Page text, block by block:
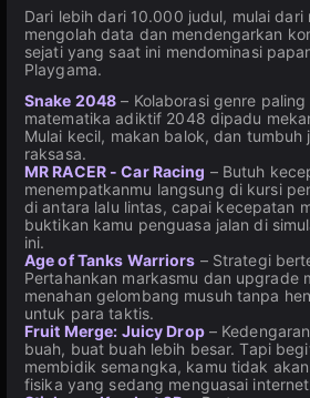
Dari lebih dari 10.000 judul, mulai dari
mengolah data dan mendengarkan
sejati yang saat ini mendominasi
Playgama.
Snake 2048 – Kolaborasi genre
matematika adiktif 2048 dipadu
Mulai kecil, makan balok, dan tumbuh
raksasa.
MR RACER - Car Racing – Butuh
menempatkanmu langsung di kursi
di antara lalu lintas, capai kecepatan
buktikan kamu penguasa jalan di
ini.
Age of Tanks Warriors – Strategi
Pertahankan markasmu dan upgrade
menahan gelombang musuh tanpa
untuk para taktis.
Fruit Merge: Juicy Drop–
buah, buat buah lebih besar. Tapi
membidik semangka, kamu tidak
fisika yang sedang menguasai